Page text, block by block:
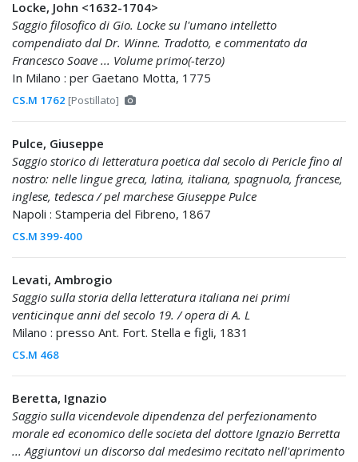
Locke, John <1632-1704>
Saggio filosofico di Gio. Locke su l'umano intelletto
compendiato dal Dr. Winne. Tradotto, e commentato da
Francesco Soave ... Volume primo(-terzo)
In Milano : per Gaetano Motta, 1775
CS.M 1762 [Postillato]
Pulce, Giuseppe
Saggio storico di letteratura poetica dal secolo di Pericle fino al
nostro: nelle lingue greca, latina, italiana, spagnuola, francese,
inglese, tedesca / pel marchese Giuseppe Pulce
Napoli : Stamperia del Fibreno, 1867
CS.M 399-400
Levati, Ambrogio
Saggio sulla storia della letteratura italiana nei primi
venticinque anni del secolo 19. / opera di A. L
Milano : presso Ant. Fort. Stella e figli, 1831
CS.M 468
Beretta, Ignazio
Saggio sulla vicendevole dipendenza del perfezionamento
morale ed economico delle societa del dottore Ignazio Berretta
... Aggiuntovi un discorso dal medesimo recitato nell'aprimento